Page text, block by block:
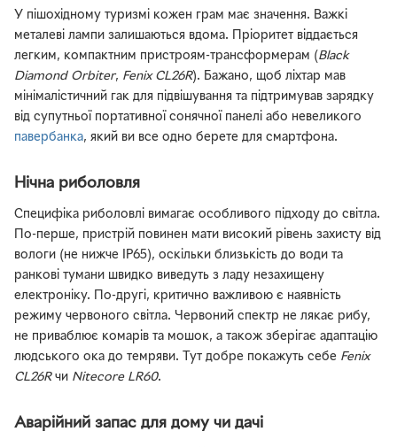
У пішохідному туризмі кожен грам має значення. Важкі
металеві лампи залишаються вдома. Пріоритет віддається
легким, компактним пристроям-трансформерам (Black
Diamond Orbiter, Fenix CL26R). Бажано, щоб ліхтар мав
мінімалістичний гак для підвішування та підтримував зарядку
від супутньої портативної сонячної панелі або невеликого
павербанка, який ви все одно берете для смартфона.
Нічна риболовля
Специфіка риболовлі вимагає особливого підходу до світла.
По-перше, пристрій повинен мати високий рівень захисту від
вологи (не нижче IP65), оскільки близькість до води та
ранкові тумани швидко виведуть з ладу незахищену
електроніку. По-другі, критично важливою є наявність
режиму червоного світла. Червоний спектр не лякає рибу,
не приваблює комарів та мошок, а також зберігає адаптацію
людського ока до темряви. Тут добре покажуть себе Fenix
CL26Rчи Nitecore LR60.
Аварійний запас для дому чи дачі